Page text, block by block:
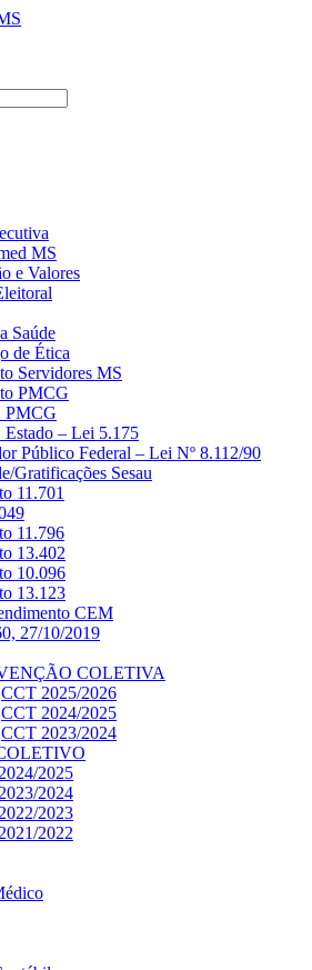
MS
e Valores
Saúde
de Ética
Servidores MS
PMCG
PMCG
Estado – Lei 5.175
Público Federal – Lei Nº 8.112/90
Gratificações Sesau
11.701
11.796
13.402
10.096
13.123
CEM
27/10/2019
COLETIVA
CCT 2025/2026
CCT 2024/2025
CCT 2023/2024
2025
2024
2023
2022